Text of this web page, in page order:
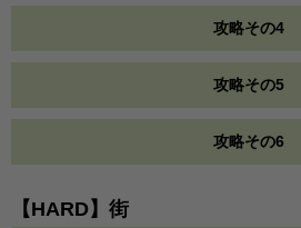
攻略その4
攻略その5
攻略その6
【HARD】街